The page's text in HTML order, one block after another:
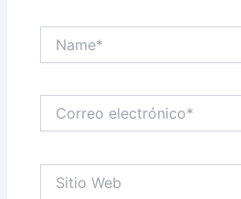
electrónico*
Web